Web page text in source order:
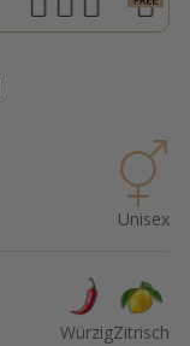
Unisex
WürzigZitrisch